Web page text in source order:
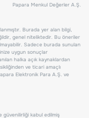
Papara Menkul Değerler A.Ş.
Burada yer alan bilgi,
genel niteliktedir. Bu öneriler
Sadece burada sunulan
uygun sonuçlar
halka açık kaynaklardan
ve ticari amaçlı
Elektronik Para A.Ş. ve
güvenilirliği kabul edilmiş